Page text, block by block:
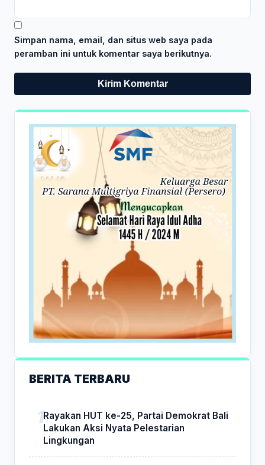
Simpan nama, email, dan situs web saya pada
peramban ini untuk komentar saya berikutnya.
BERITA TERBARU
Rayakan HUT ke-25, Partai Demokrat Bali
Lakukan Aksi Nyata Pelestarian
Lingkungan